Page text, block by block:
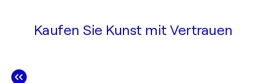
Kaufen Sie Kunst mit Vertrauen